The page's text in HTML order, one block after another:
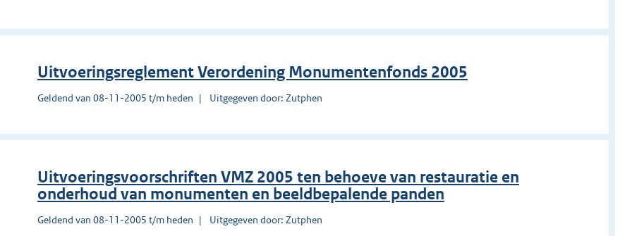
Uitvoeringsreglement Verordening Monumentenfonds 2005
Geldend van 08-11-2005 t/m heden Uitgegeven door: Zutphen
Uitvoeringsvoorschriften VMZ 2005 ten behoeve van restauratie en
onderhoud van monumenten en beeldbepalende panden
Geldend van 08-11-2005 t/m heden Uitgegeven door: Zutphen